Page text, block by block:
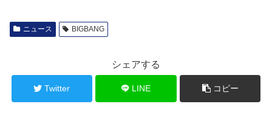
ニュース BIGBANG
シェアする
Twitter LINE コピー